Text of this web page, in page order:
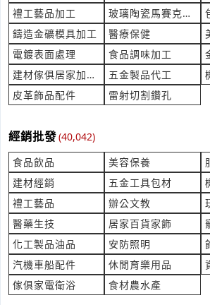
詢價 請問祈福紙條 印製
產業:印刷印製
來自:潘OO 詢價
時間:08/07 16:35
***apan.prohouse@gmail.com
ER2天車更換天車鍊條要連同荷重滾輪座一
來自:三OO技OO有OO司 詢價
時間:08/07 16:21
**@mail.sanshing.com
詢問 想要請教跑步機
產業:電子產品維修
來自:維OO亞OO大O 詢價
時間:08/07 16:17
***k301316@yahoo.com.tw
您好，遊覽車的包車
產業:車輛改裝美容
禮工藝品加工
玻璃陶瓷馬賽克代工
鑄造金礦模具加工
醫療保健
電鍍表面處理
食品調味加工
建材傢俱居家加工代工
五金製品代工
皮革飾品配件
雷射切割鑽孔
經銷批發(40,042)
食品飲品
美容保養
建材經銷
五金工具包材
禮工藝品
辦公文教
醫藥生技
居家百貨家飾
化工製品油品
安防照明
汽機車船配件
休閒育樂用品
傢俱家電衛浴
食材農水產